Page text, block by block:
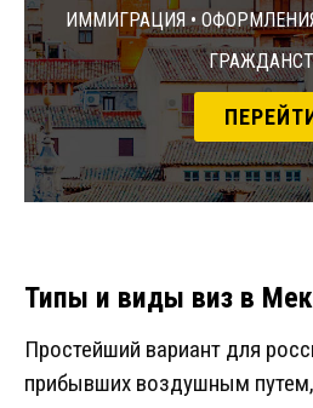
Иммиграция •
Типы и виды виз в
Простейший вариант для
прибывших воздушным